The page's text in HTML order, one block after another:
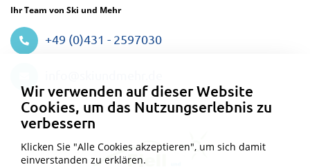
Ihr Team von Ski und Mehr
+49 (0)431 - 2597030
Wir verwenden auf dieser Website
Cookies, um das Nutzungserlebnis zu
verbessern
Klicken Sie "Alle Cookies akzeptieren", um sich damit
einverstanden zu erklären.